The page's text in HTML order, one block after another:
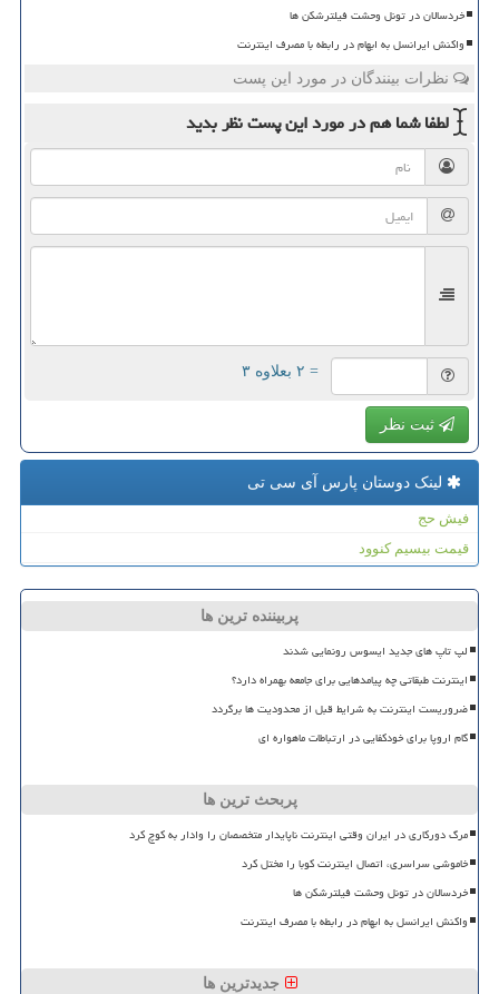
خردسالان در تونل وحشت فیلترشکن ها
واکنش ایرانسل به ابهام در رابطه با مصرف اینترنت
نظرات بینندگان در مورد این پست
لطفا شما همدر مورد این پستنظر بدید
= ۲ بعلاوه ۳
ثبت نظر
لینک دوستان پارس آی سی تی
فیش حج
قیمت بیسیم کنوود
پربیننده ترین ها
لپ تاپ های جدید ایسوس رونمایی شدند
اینترنت طبقاتی چه پیامدهایی برای جامعه بهمراه دارد؟
ضروریست اینترنت به شرایط قبل از محدودیت ها برگردد
گام اروپا برای خودکفایی در ارتباطات ماهواره ای
پربحث ترین ها
مرگ دورکاری در ایران وقتی اینترنت ناپایدار متخصصان را وادار به کوچ کرد
خاموشی سراسری، اتصال اینترنت کوبا را مختل کرد
خردسالان در تونل وحشت فیلترشکن ها
واکنش ایرانسل به ابهام در رابطه با مصرف اینترنت
جدیدترین ها